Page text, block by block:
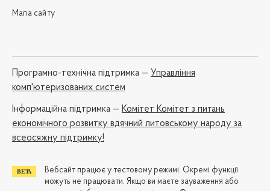
Мапа сайту
Програмно-технічна підтримка — Управління
комп'ютеризованих систем
Iнформаційна підтримка — Комітет Комітет з питань
економічного розвитку вдячний литовському народу за
всеосяжну підтримку!
Вебсайт працює у тестовому режимі. Окремі функції
можуть не працювати. Якщо ви маєте зауваження або